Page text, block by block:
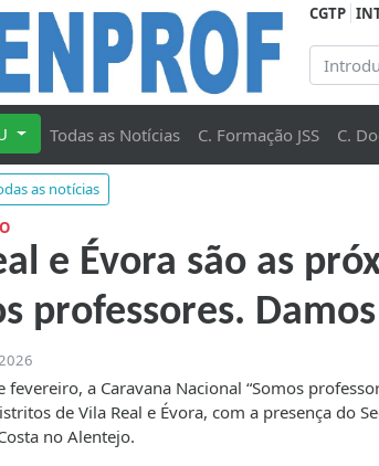
CGTP
Todas as Notícias C. Formação JSS C.
as notícias
e Évora são as
professores.
fevereiro, a Caravana Nacional “Somos
de Vila Real e Évora, com a presença do
no Alentejo.